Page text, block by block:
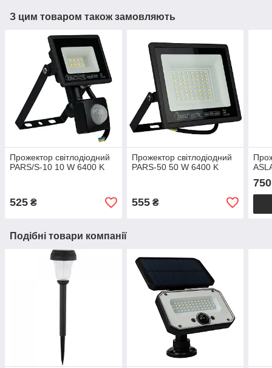
З цим товаром також замовляють
Прожектор світлодіодний
PARS/S-10 10 W 6400 K
525 ₴
Прожектор світлодіодний
PARS-50 50 W 6400 K
555₴
750
Подібні товари компанії